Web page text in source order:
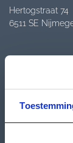
Hertogstraat 74
6511 SE
Woensdag
Donderdag